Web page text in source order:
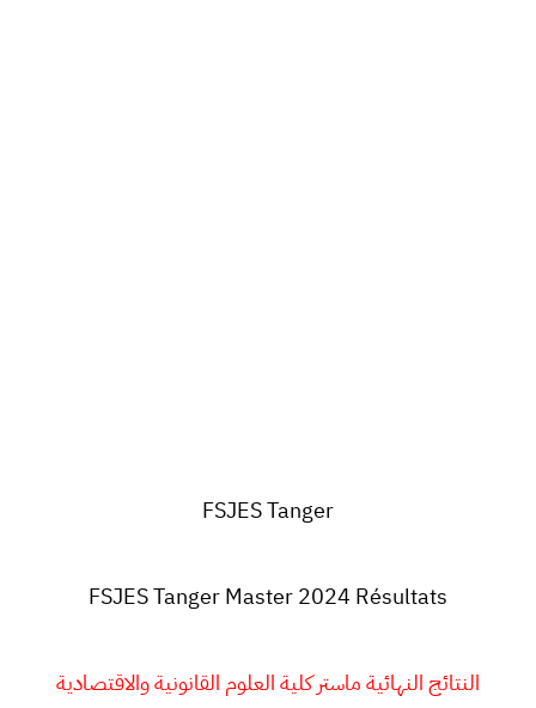
FSJESTanger
FSJESTanger Master 2024 Résultats
النتائج النهائية ماستر كلية العلوم القانونية والاقتصادية